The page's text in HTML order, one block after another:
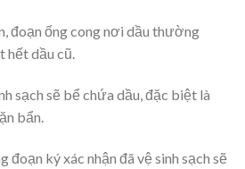
đoạn ống cong nơi dầu thường
hết dầu cũ.
sạch sẽ bể chứa dầu, đặc biệt là
bẩn.
đoạn ký xác nhận đã vệ sinh sạch sẽ